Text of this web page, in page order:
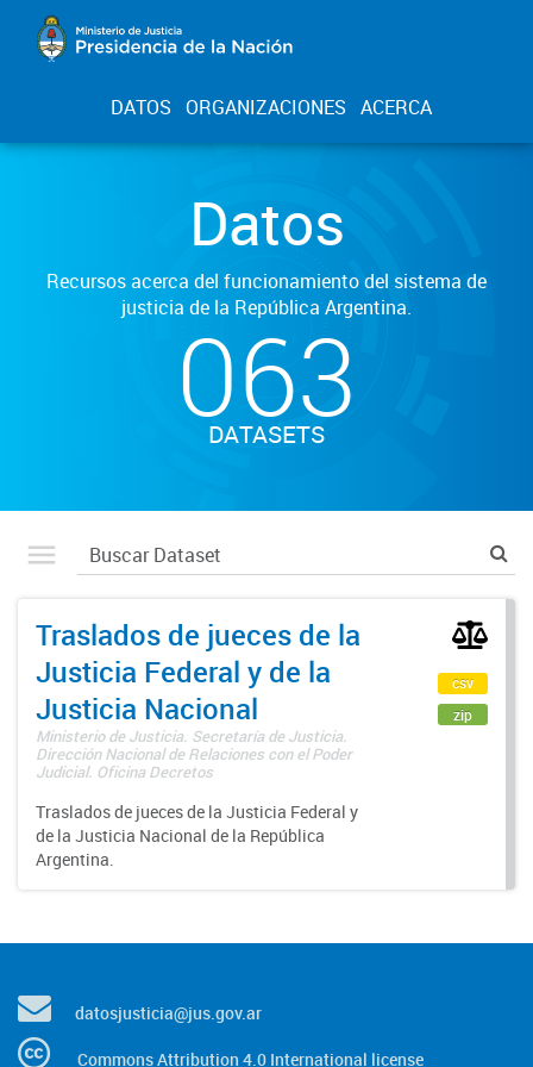
DATOS ORGANIZACIONES ACERCA
Datos
Recursos acerca del funcionamiento del sistema de
justicia de la República Argentina.
063
DATASETS
Traslados de jueces de la
Justicia Federal y de la
Justicia Nacional
Ministerio de Justicia. Secretaría de Justicia.
Dirección Nacional de Relaciones con el Poder
Judicial. Oficina Decretos
Traslados de jueces de la Justicia Federal y
de la Justicia Nacional de la República
Argentina.
csv
zip
datosjusticia@jus.gov.ar
Commons Attribution 4.0 International license